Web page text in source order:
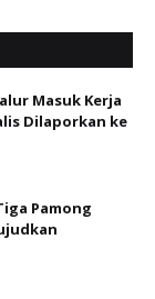
Masuk Kerja
Dilaporkan ke
Pamong